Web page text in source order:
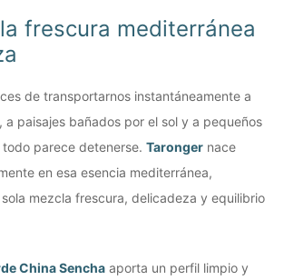
frescura mediterránea
de transportarnos instantáneamente a
a paisajes bañados por el sol y a pequeños
parece detenerse. Taronger nace
en esa esencia mediterránea,
mezcla frescura, delicadeza y equilibrio
China Sencha aporta un perfil limpio y